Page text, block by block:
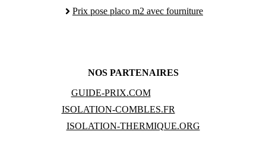
Prix pose placo m2 avec fourniture
NOS PARTENAIRES
GUIDE-PRIX.COM
ISOLATION-COMBLES.FR
ISOLATION-THERMIQUE.ORG